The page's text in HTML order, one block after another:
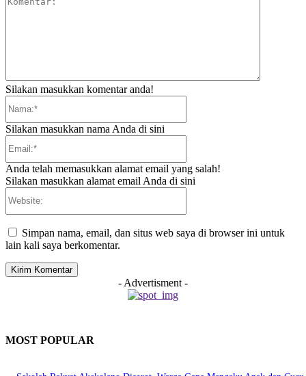
Silakan masukkan komentar anda!
Silakan masukkan nama Anda di sini
Anda telah memasukkan alamat email yang salah!
Silakan masukkan alamat email Anda di sini
Simpan nama, email, dan situs web saya di browser ini untuk
lain kali saya berkomentar.
- Advertisment -
MOST POPULAR